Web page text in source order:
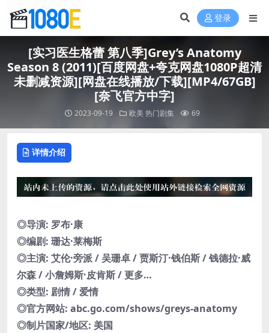
登录
[实习医生格蕾 第八季]Grey’s Anatomy
Season 8 (2011)[百度网盘+夸克网盘1080P超清
未删减资源][网盘在线播放/下载][MP4/67GB]
[奈飞官方中字]
2023-09-19 欧美 热门剧集 69
详情介绍
◎导演: 罗布·康
◎编剧: 珊达·莱梅斯
◎主演: 艾伦·旁派 / 吴珊卓 / 贾斯汀·钱伯斯 / 钱德拉·威
尔森 / 小詹姆斯·皮肯斯 / 更多…
◎类型: 剧情 / 爱情
◎官方网站: abc.go.com/shows/greys-anatomy
◎制片国家/地区: 美国